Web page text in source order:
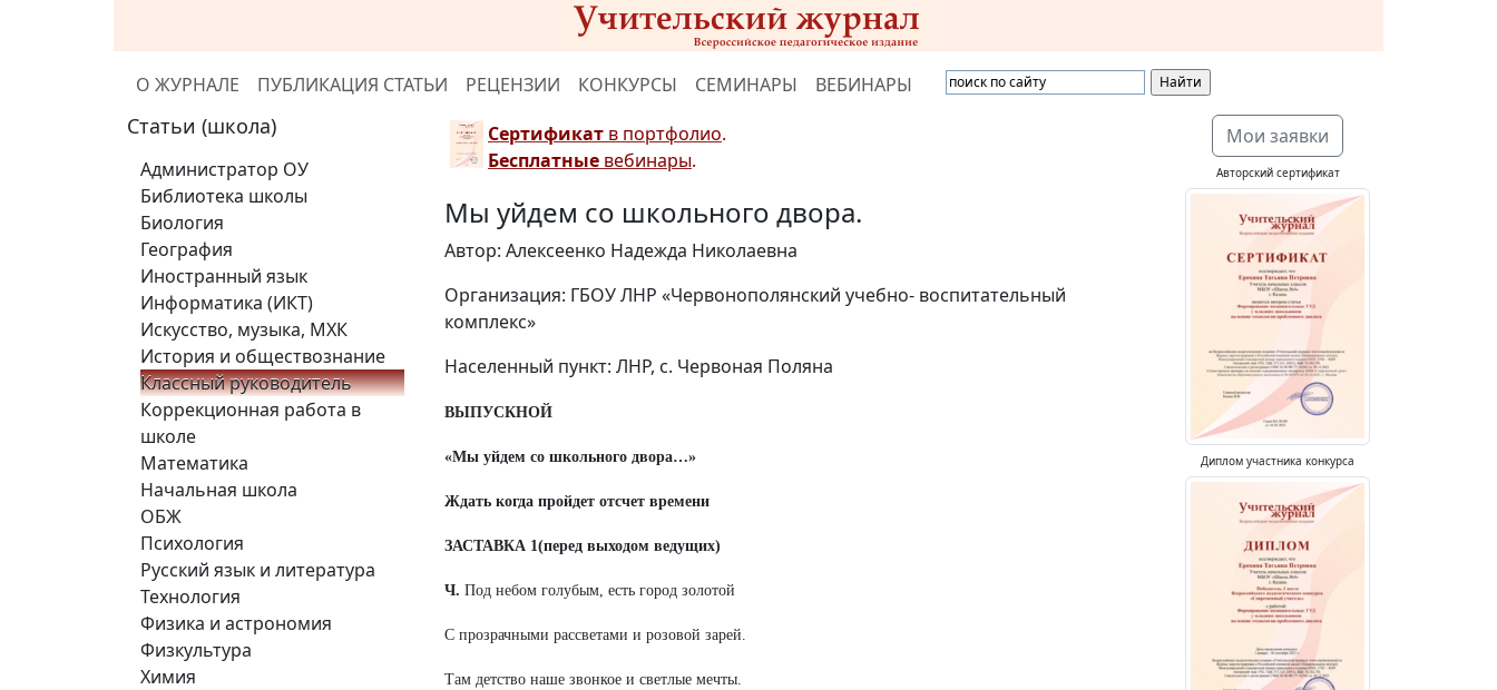
О ЖУРНАЛЕ ПУБЛИКАЦИЯ СТАТЬИ РЕЦЕНЗИИ КОНКУРСЫ СЕМИНАРЫ ВЕБИНАРЫ
Статьи (школа)
Администратор ОУ
Библиотека школы
Биология
География
Иностранный язык
Информатика (ИКТ)
Искусство, музыка, МХК
История и обществознание
Классный руководитель
Коррекционная работа в
школе
Математика
Начальная школа
ОБЖ
Психология
Русский язык и литература
Технология
Физика и астрономия
Физкультура
Химия
Сертификат в портфолио.
Бесплатные вебинары.
Мы уйдем со школьного двора.
Автор: Алексеенко Надежда Николаевна
Организация: ГБОУ ЛНР «Червонополянский учебно- воспитательный
комплекс»
Населенный пункт: ЛНР, с. Червоная Поляна
ВЫПУСКНОЙ
«Мы уйдем со школьного двора…»
Ждать когда пройдет отсчет времени
ЗАСТАВКА 1(перед выходом ведущих)
Ч. Под небом голубым, есть город золотой
С прозрачными рассветами и розовой зарей.
Там детство наше звонкое и светлые мечты.
Мои заявки
Авторский сертификат
Диплом участника конкурса